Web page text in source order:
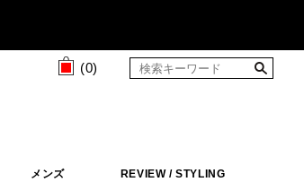
(0)
メンズ REVIEW / STYLING